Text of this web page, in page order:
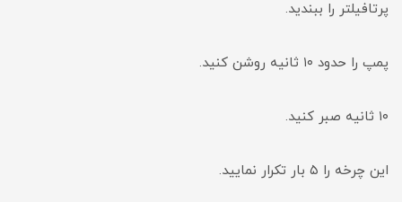
پرتافیلتر را ببندید.
پمپ را حدود ۱۰ ثانیه روشن کنید.
۱۰ ثانیه صبر کنید.
این چرخه را ۵ بار تکرار نمایید.